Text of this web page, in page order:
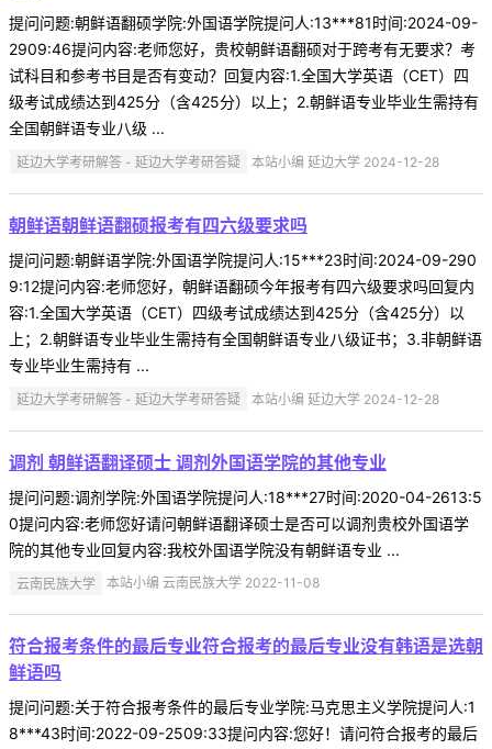
提问问题:朝鲜语翻硕学院:外国语学院提问人:13***81时间:2024-09-
2909:46提问内容:老师您好，贵校朝鲜语翻硕对于跨考有无要求？考
试科目和参考书目是否有变动？回复内容:1.全国大学英语（CET）四
级考试成绩达到425分（含425分）以上；2.朝鲜语专业毕业生需持有
全国朝鲜语专业八级 ...
延边大学考研解答 - 延边大学考研答疑 本站小编 延边大学 2024-12-28
朝鲜语朝鲜语翻硕报考有四六级要求吗
提问问题:朝鲜语学院:外国语学院提问人:15***23时间:2024-09-290
9:12提问内容:老师您好，朝鲜语翻硕今年报考有四六级要求吗回复内
容:1.全国大学英语（CET）四级考试成绩达到425分（含425分）以
上；2.朝鲜语专业毕业生需持有全国朝鲜语专业八级证书；3.非朝鲜语
专业毕业生需持有 ...
延边大学考研解答 - 延边大学考研答疑 本站小编 延边大学 2024-12-28
调剂 朝鲜语翻译硕士 调剂外国语学院的其他专业
提问问题:调剂学院:外国语学院提问人:18***27时间:2020-04-2613:5
0提问内容:老师您好请问朝鲜语翻译硕士是否可以调剂贵校外国语学
院的其他专业回复内容:我校外国语学院没有朝鲜语专业 ...
云南民族大学 本站小编 云南民族大学 2022-11-08
符合报考条件的最后专业符合报考的最后专业没有韩语是选朝
鲜语吗
提问问题:关于符合报考条件的最后专业学院:马克思主义学院提问人:1
8***43时间:2022-09-2509:33提问内容:您好！请问符合报考的最后